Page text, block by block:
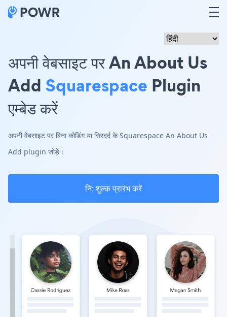
अपनी वेबसाइट पर An About Us
Add Squarespace Plugin
एम्बेड करें
अपनी वेबसाइट पर बिना कोडिंग या सिरदर्द के Squarespace An About Us
Add plugin जोड़ें।
नि: शुल्क प्रारंभ करें